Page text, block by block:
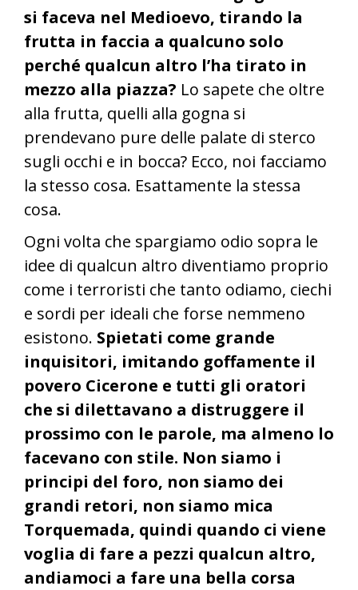
si faceva nel Medioevo, tirando la
frutta in faccia a qualcuno solo
perché qualcun altro l’ha tirato in
mezzo alla piazza? Lo sapete che oltre
alla frutta, quelli alla gogna si
prendevano pure delle palate di sterco
sugli occhi e in bocca? Ecco, noi facciamo
la stesso cosa. Esattamente la stessa
cosa.
Ogni volta che spargiamo odio sopra le
idee di qualcun altro diventiamo proprio
come i terroristi che tanto odiamo, ciechi
e sordi per ideali che forse nemmeno
esistono. Spietati come grande
inquisitori, imitando goffamente il
povero Cicerone e tutti gli oratori
che si dilettavano a distruggere il
prossimo con le parole, ma almeno lo
facevano con stile. Non siamo i
principi del foro, non siamo dei
grandi retori, non siamo mica
Torquemada, quindi quando ci viene
voglia di fare a pezzi qualcun altro,
andiamoci a fare una bella corsa